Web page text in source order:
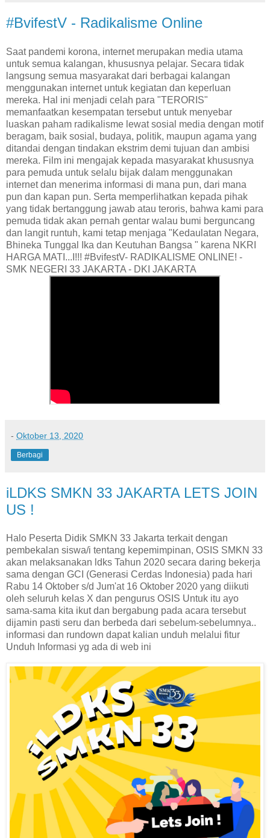
#BvifestV - Radikalisme Online
Saat pandemi korona, internet merupakan media utama
untuk semua kalangan, khususnya pelajar. Secara tidak
langsung semua masyarakat dari berbagai kalangan
menggunakan internet untuk kegiatan dan keperluan
mereka. Hal ini menjadi celah para "TERORIS"
memanfaatkan kesempatan tersebut untuk menyebar
luaskan paham radikalisme lewat sosial media dengan motif
beragam, baik sosial, budaya, politik, maupun agama yang
ditandai dengan tindakan ekstrim demi tujuan dan ambisi
mereka. Film ini mengajak kepada masyarakat khususnya
para pemuda untuk selalu bijak dalam menggunakan
internet dan menerima informasi di mana pun, dari mana
pun dan kapan pun. Serta memperlihatkan kepada pihak
yang tidak bertanggung jawab atau teroris, bahwa kami para
pemuda tidak akan pernah gentar walau bumi berguncang
dan langit runtuh, kami tetap menjaga "Kedaulatan Negara,
Bhineka Tunggal Ika dan Keutuhan Bangsa " karena NKRI
HARGA MATI...I!!! #BvifestV- RADIKALISME ONLINE! -
SMK NEGERI 33 JAKARTA - DKI JAKARTA
- Oktober 13, 2020
Berbagi
iLDKS SMKN 33 JAKARTA LETS JOIN
US !
Halo Peserta Didik SMKN 33 Jakarta terkait dengan
pembekalan siswa/i tentang kepemimpinan, OSIS SMKN 33
akan melaksanakan ldks Tahun 2020 secara daring bekerja
sama dengan GCI (Generasi Cerdas Indonesia) pada hari
Rabu 14 Oktober s/d Jum'at 16 Oktober 2020 yang diikuti
oleh seluruh kelas X dan pengurus OSIS Untuk itu ayo
sama-sama kita ikut dan bergabung pada acara tersebut
dijamin pasti seru dan berbeda dari sebelum-sebelumnya..
informasi dan rundown dapat kalian unduh melalui fitur
Unduh Informasi yg ada di web ini